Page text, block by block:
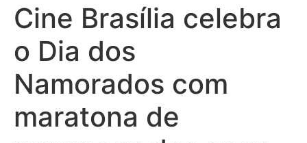
Cine Brasília celebra
o Dia dos
Namorados com
maratona de